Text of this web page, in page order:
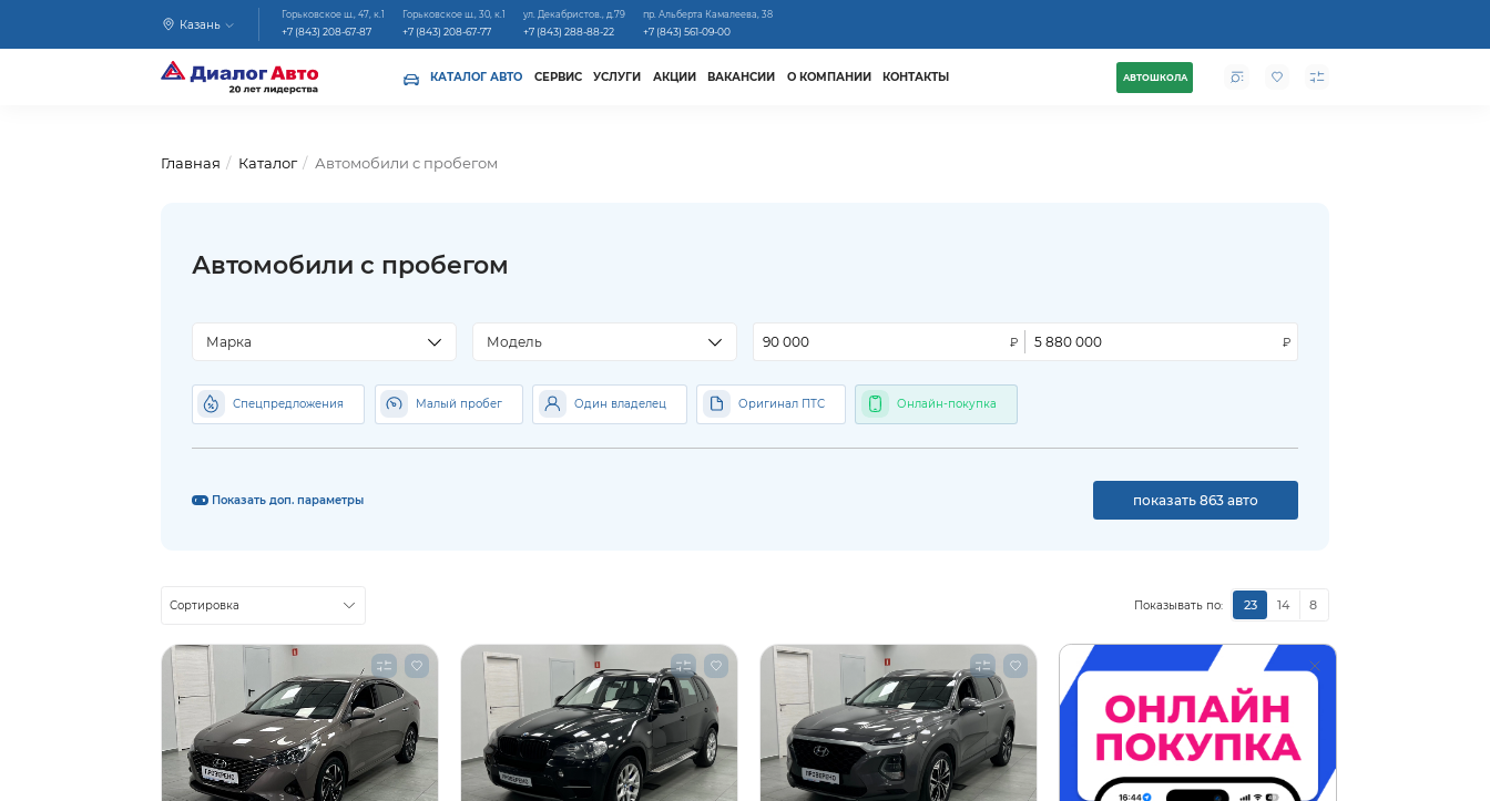
Казань
Горьковское ш., 47, к.1
+7 (843) 208-67-87
Горьковское ш., 30, к.1
+7 (843) 208-67-77
ул. Декабристов., д.79
+7 (843) 288-88-22
пр. Альберта Камалеева, 38
+7 (843) 561-09-00
КАТАЛОГ АВТО СЕРВИС УСЛУГИ АКЦИИ ВАКАНСИИ О КОМПАНИИ КОНТАКТЫ АВТОШКОЛА
Главная Каталог Автомобили с пробегом
Автомобили с пробегом
Марка Модель
Спецпредложения Малый пробег Один владелец Оригинал ПТС Онлайн-покупка
Показать доп. параметры показать 863 авто
Сортировка Показывать по: 23 14 8